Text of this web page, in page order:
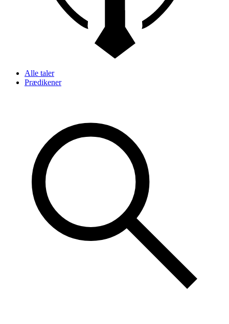
Alle taler
Prædikener